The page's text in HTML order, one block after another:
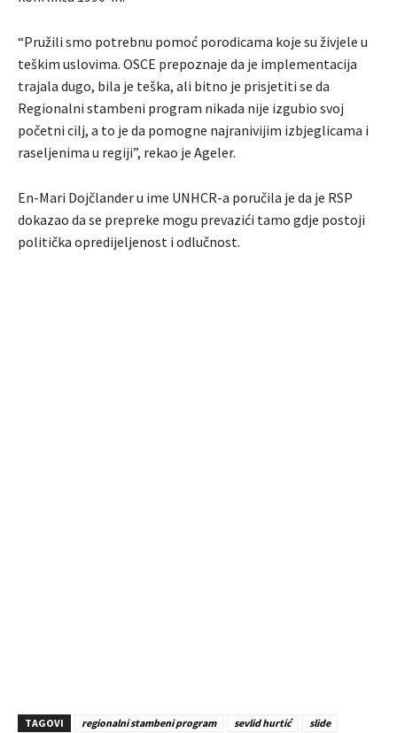
“Pružili smo potrebnu pomoć porodicama koje su živjele u
teškim uslovima. OSCE prepoznaje da je implementacija
trajala dugo, bila je teška, ali bitno je prisjetiti se da
Regionalni stambeni program nikada nije izgubio svoj
početni cilj, a to je da pomogne najranivijim izbjeglicama i
raseljenima u regiji”, rekao je Ageler.
En-Mari Dojčlander u ime UNHCR-a poručila je da je RSP
dokazao da se prepreke mogu prevazići tamo gdje postoji
politička opredijeljenost i odlučnost.
TAGOVI regionalni stambeni program sevlid hurtić slide